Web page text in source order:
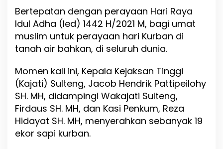
k
o
r
S
a
,
K
a
j
a
t
Bertepatan dengan perayaan Hari Raya
Idul Adha (Ied) 1442 H/2021 M, bagi umat
muslim untuk perayaan hari Kurban di
tanah air bahkan, di seluruh dunia.
Momen kali ini, Kepala Kejaksan Tinggi
(Kajati) Sulteng, Jacob Hendrik Pattipeilohy
SH. MH, didampingi Wakajati Sulteng,
Firdaus SH. MH, dan Kasi Penkum, Reza
Hidayat SH. MH, menyerahkan sebanyak 19
ekor sapi kurban.